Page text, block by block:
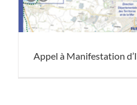
Appel à Manifestation